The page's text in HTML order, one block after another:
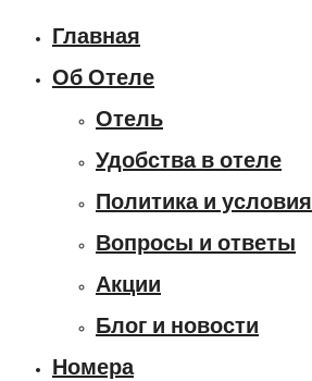
Главная
Об Отеле
Отель
Удобства в отеле
Политика и условия
Вопросы и ответы
Акции
Блог и новости
Номера